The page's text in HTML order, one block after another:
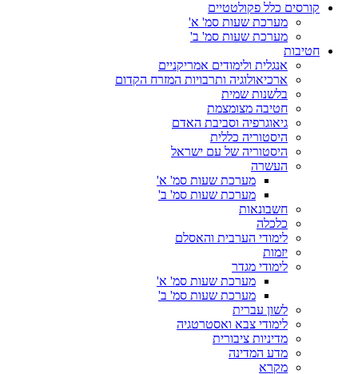
קורסים כלל פקולטטיים
מערכת שעות סמ' א'
מערכת שעות סמ' ב'
חטיבות
אנגלית ולימודים אמריקניים
ארכיאולוגיה ותרבויות המזרח הקדום
בלשנות שמית
חטיבה מצומצמת
גיאוגרפיה וסביבת האדם
היסטוריה כללית
היסטוריה של עם ישראל
העשרה
מערכת שעות סמ' א'
מערכת שעות סמ' ב'
חשבונאות
כלכלה
לימודי הערבית והאסלם
יזמות
לימודי מגדר
מערכת שעות סמ' א'
מערכת שעות סמ' ב'
לשון עברית
לימודי צבא ואסטרטגיה
מדיניות ציבורית
מדע המדינה
מקרא